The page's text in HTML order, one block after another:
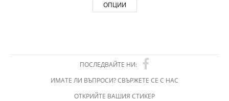
ОПЦИИ
ПОСЛЕДВАЙТЕ НИ:
ИМАТЕ ЛИ ВЪПРОСИ? СВЪРЖЕТЕ СЕ С НАС
ОТКРИЙТЕ ВАШИЯ СТИКЕР